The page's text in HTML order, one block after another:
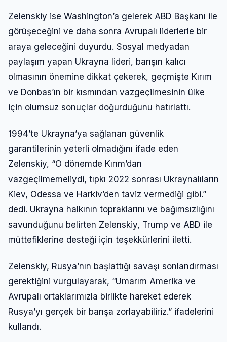
Zelenskiy ise Washington’a gelerek ABD Başkanı ile
görüşeceğini ve daha sonra Avrupalı liderlerle bir
araya geleceğini duyurdu. Sosyal medyadan
paylaşım yapan Ukrayna lideri, barışın kalıcı
olmasının önemine dikkat çekerek, geçmişte Kırım
ve Donbas’ın bir kısmından vazgeçilmesinin ülke
için olumsuz sonuçlar doğurduğunu hatırlattı.
1994’te Ukrayna’ya sağlanan güvenlik
garantilerinin yeterli olmadığını ifade eden
Zelenskiy, “O dönemde Kırım’dan
vazgeçilmemeliydi, tıpkı 2022 sonrası Ukraynalıların
Kiev, Odessa ve Harkiv’den taviz vermediği gibi.”
dedi. Ukrayna halkının topraklarını ve bağımsızlığını
savunduğunu belirten Zelenskiy, Trump ve ABD ile
müttefiklerine desteği için teşekkürlerini iletti.
Zelenskiy, Rusya’nın başlattığı savaşı sonlandırması
gerektiğini vurgulayarak, “Umarım Amerika ve
Avrupalı ortaklarımızla birlikte hareket ederek
Rusya’yı gerçek bir barışa zorlayabiliriz.” ifadelerini
kullandı.